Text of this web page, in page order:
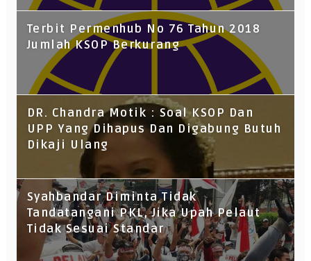
Terbit Permenhub No 76 Tahun 2018
Jumlah KSOP Berkurang
DR. Chandra Motik : Soal KSOP Dan
UPP Yang Dihapus Dan Digabung Butuh
Dikaji Ulang
Syahbandar Diminta Tidak
Tandatangani PKL, Jika Upah Pelaut
Tidak Sesuai Standar